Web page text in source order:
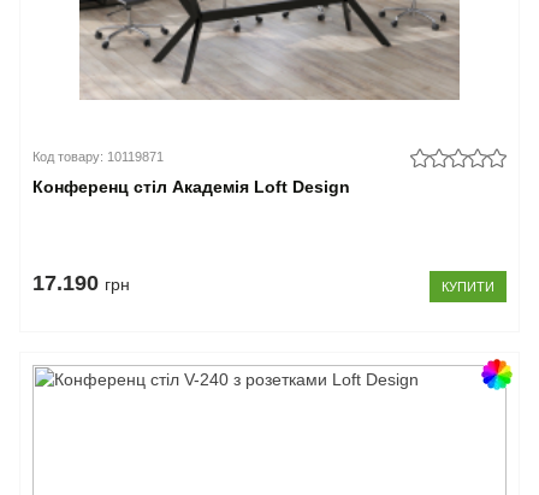
Код товару: 10119871
Конференц стіл Академія Loft Design
17.190 грн КУПИТИ